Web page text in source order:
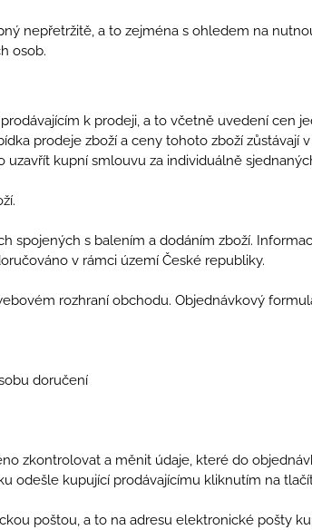
nepřetržitě, a to zejména s ohledem na
osob.
k prodeji, a to včetně uvedení cen
prodeje zboží a ceny tohoto zboží
kupní smlouvu za individuálně
spojených s balením a dodáním zboží.
v rámci území České republiky.
rozhraní obchodu. Objednávkový
doručení
zkontrolovat a měnit údaje, které do
odešle kupující prodávajícímu kliknutím na
poštou, a to na adresu elektronické pošty